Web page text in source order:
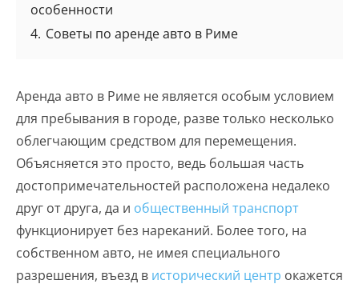
особенности
4. Советы по аренде авто в Риме
Аренда авто в Риме не является особым условием
для пребывания в городе, разве только несколько
облегчающим средством для перемещения.
Объясняется это просто, ведь большая часть
достопримечательностей расположена недалеко
друг от друга, да и общественный транспорт
функционирует без нареканий. Более того, на
собственном авто, не имея специального
разрешения, въезд в исторический центр окажется